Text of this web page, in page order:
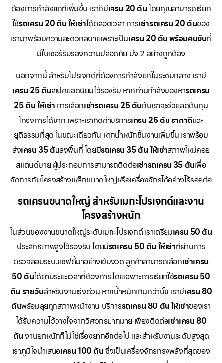
ต้องการกำลังยกที่เพิ่มขึ้น เราก็มีเครน 20 ตันโดยคุณสามารถเรียก
ใช้รถเครน 20 ตัน ให้เช่าได้ตลอดเวลา การเช่ารถเครน 20 ตันของ
เรามาพร้อมความสะดวกสบายเพราะเป็นเครน 20 ตัน พร้อมคนขับที่
มีใบเซอร์รับรองความปลอดภัย ปจ.2 อย่างถูกต้อง
นอกจากนี้ สำหรับโปรเจกต์ที่ต้องการกำลังยกในระดับกลาง เรามี
เครน 25 ตันสเปคยอดนิยมไว้รองรับ หากท่านกำลังมองหารถเครน
25 ตัน ให้เช่า การเลือกเช่ารถเครน 25 ตันกับเราจะช่วยลดต้นทุน
โครงการได้มาก เพราะเราคิดค่าบริการเครน 25 ตัน ราคาดีและ
ยุติธรรมที่สุด ในขณะเดียวกัน หากน้ำหนักชิ้นงานเพิ่มขึ้น เราพร้อม
ส่งเครน 35 ตันลงพื้นที่ โดยมีรถเครน 35 ตัน ให้เช่าสภาพใหม่คอย
สแตนด์บาย ผู้ประกอบการสามารถติดต่อเช่ารถเครน 35 ตันเพื่อ
จัดการกับโครงสร้างเหล็กขนาดใหญ่หรือเครื่องจักรได้อย่างไร้รอยต่อ
รถเครนขนาดใหญ่ สำหรับเมกะโปรเจกต์และงาน
โครงสร้างหนัก
ในส่วนของงานขนาดใหญ่ระดับเมกะโปรเจกต์ เราเตรียมเครน 50 ตัน
ประสิทธิภาพสูงไว้รองรับ โดยมีรถเครน 50 ตัน ให้เช่าที่ผ่านการ
ตรวจสอบระบบเซฟตี้มาอย่างเข้มงวด ลูกค้าสามารถเลือกเช่าเครน
50 ตันได้ตามระยะเวลาที่ต้องการ โดยเฉพาะการเรียกใช้รถเครน 50
ตัน รายวันสำหรับงานเร่งด่วน หากน้ำหนักเกินกว่านั้น เรามีเครน 80
ตันพร้อมลุยทุกสภาพหน้างาน บริการรถเครน 80 ตัน ให้เช่าของเรา
ได้รับความไว้วางใจจากวิศวกรมากมาย เพียงติดต่อเช่าเครน 80
ตันงานยกหนักก็ไม่ใช่เรื่องยากอีกต่อไป และสำหรับงานระดับสูงสุด
เราภูมิใจนำเสนอเครน 100 ตันซึ่งเป็นเครื่องจักรทรงพลังที่สุดของ